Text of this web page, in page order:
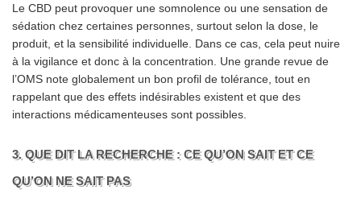
Le CBD peut provoquer une somnolence ou une sensation de
sédation chez certaines personnes, surtout selon la dose, le
produit, et la sensibilité individuelle. Dans ce cas, cela peut nuire
à la vigilance et donc à la concentration. Une grande revue de
l’OMS note globalement un bon profil de tolérance, tout en
rappelant que des effets indésirables existent et que des
interactions médicamenteuses sont possibles.
3. QUE DIT LA RECHERCHE : CE QU’ON SAIT ET CE
QU’ON NE SAIT PAS